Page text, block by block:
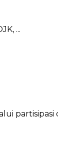
...
partisipasi